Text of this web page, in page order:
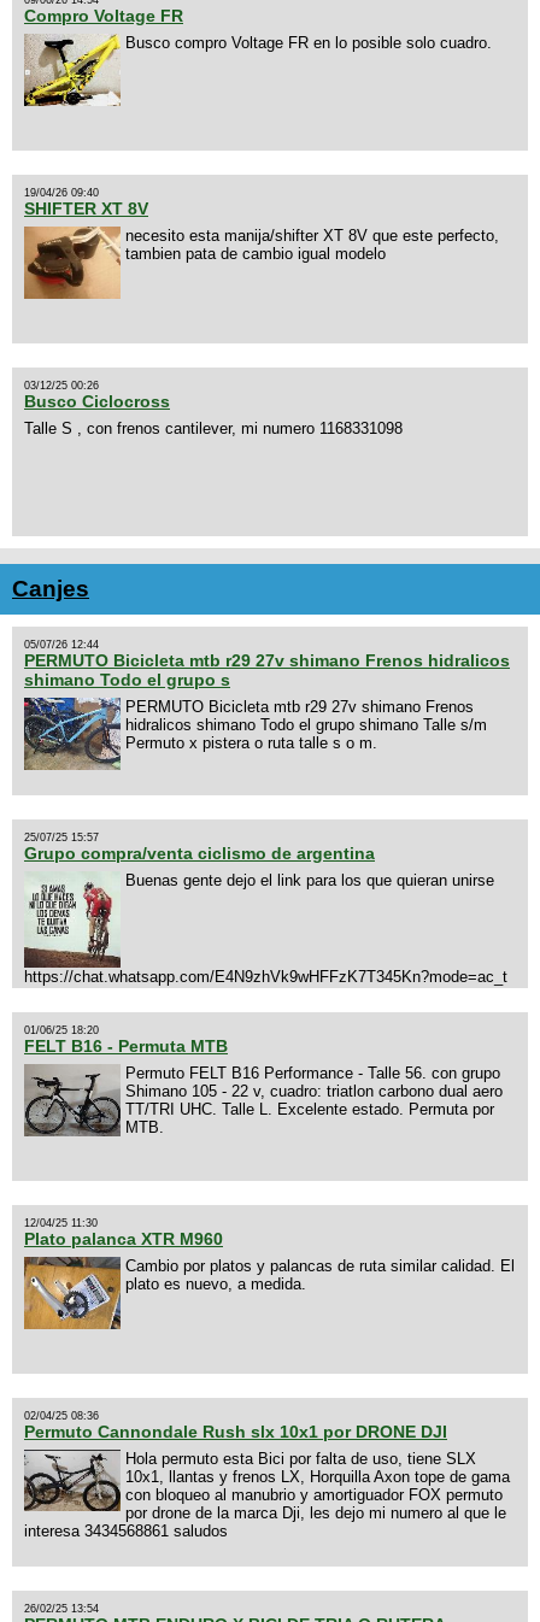
Compro Voltage FR
Busco compro Voltage FR en lo posible solo cuadro.
19/04/26 09:40
SHIFTER XT 8V
necesito esta manija/shifter XT 8V que este perfecto,
tambien pata de cambio igual modelo
03/12/25 00:26
Busco Ciclocross
Talle S , con frenos cantilever, mi numero 1168331098
Canjes
05/07/26 12:44
PERMUTO Bicicleta mtb r29 27v shimano Frenos hidralicos
shimano Todo el grupo s
PERMUTO Bicicleta mtb r29 27v shimano Frenos
hidralicos shimano Todo el grupo shimano Talle s/m
Permuto x pistera o ruta talle s o m.
25/07/25 15:57
Grupo compra/venta ciclismo de argentina
Buenas gente dejo el link para los que quieran unirse
https://chat.whatsapp.com/E4N9zhVk9wHFFzK7T345Kn?mode=ac_t
01/06/25 18:20
FELT B16 - Permuta MTB
Permuto FELT B16 Performance - Talle 56. con grupo
Shimano 105 - 22 v, cuadro: triatlon carbono dual aero
TT/TRI UHC. Talle L. Excelente estado. Permuta por
MTB.
12/04/25 11:30
Plato palanca XTR M960
Cambio por platos y palancas de ruta similar calidad. El
plato es nuevo, a medida.
02/04/25 08:36
Permuto Cannondale Rush slx 10x1 por DRONE DJI
Hola permuto esta Bici por falta de uso, tiene SLX
10x1, llantas y frenos LX, Horquilla Axon tope de gama
con bloqueo al manubrio y amortiguador FOX permuto
por drone de la marca Dji, les dejo mi numero al que le
interesa 3434568861 saludos
26/02/25 13:54